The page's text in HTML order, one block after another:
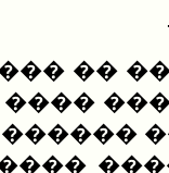
����
������